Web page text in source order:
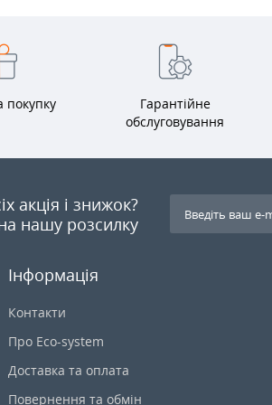
покупку
Гарантійне
обслуговування
акція і знижок?
нашу розсилку
Інформація
Контакти
Про Eco-system
Доставка та оплата
Повернення та обмін